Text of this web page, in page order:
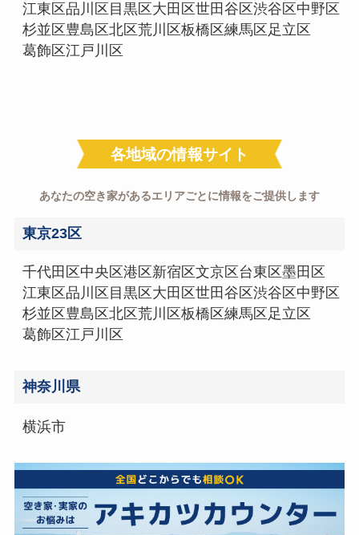
江東区 品川区 目黒区 大田区世田谷区渋谷区 中野区
杉並区 豊島区北区荒川区板橋区練馬区 足立区
葛飾区江戸川区
各地域の情報サイト
あなたの空き家があるエリアごとに情報をご提供します
東京23区
千代田区中央区港区新宿区文京区台東区墨田区
江東区品川区目黒区大田区世田谷区渋谷区中野区
杉並区豊島区北区荒川区板橋区練馬区足立区
葛飾区江戸川区
神奈川県
横浜市